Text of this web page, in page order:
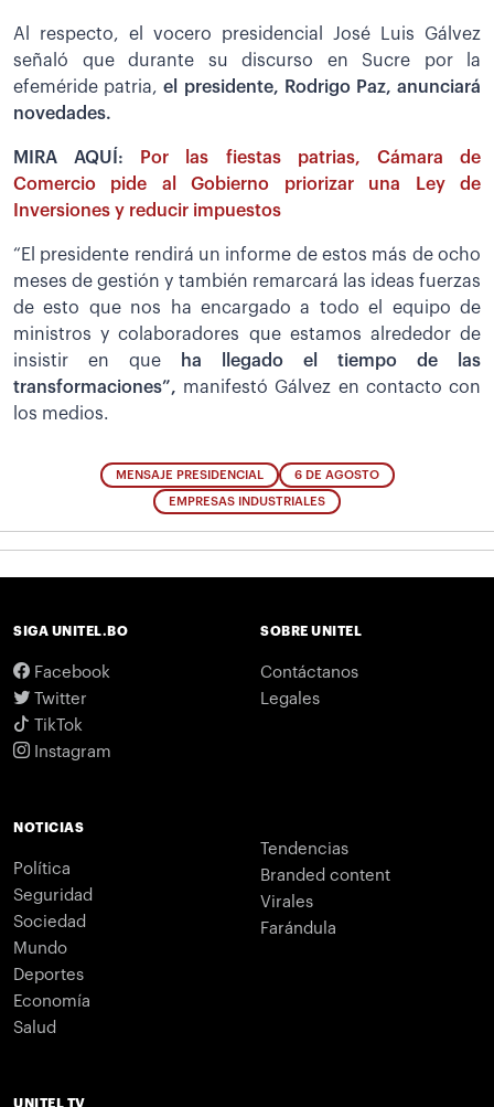
Al respecto, el vocero presidencial José Luis Gálvez
señaló que durante su discurso en Sucre por la
efeméride patria,el presidente, Rodrigo Paz, anunciará
novedades.
MIRA AQUÍ:
Por las fiestas patrias, Cámara de
Comercio pide al Gobierno priorizar una Ley de
Inversiones y reducir impuestos
“El presidente rendirá un informe de estos más de ocho
meses de gestión y también remarcará las ideas fuerzas
de esto que nos ha encargado a todo el equipo de
ministros y colaboradores que estamos alrededor de
insistir en que ha llegado el tiempo de las
transformaciones”, manifestó Gálvez en contacto con
los medios.
MENSAJE PRESIDENCIAL 6 DE AGOSTO
EMPRESAS INDUSTRIALES
SIGA UNITEL.BO
Facebook
Twitter
TikTok
Instagram
SOBRE UNITEL
Contáctanos
Legales
NOTICIAS
Política
Seguridad
Sociedad
Mundo
Deportes
Economía
Salud
Tendencias
Branded content
Virales
Farándula
UNITEL TV